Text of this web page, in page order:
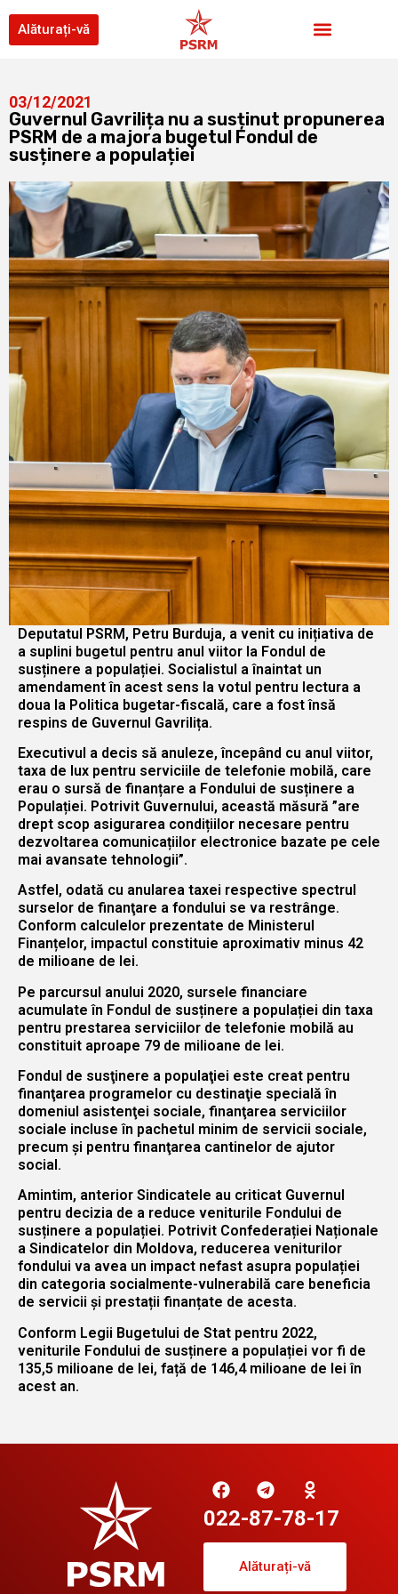
Alăturați-vă
03/12/2021
Guvernul Gavrilița nu a susținut propunerea
PSRM de a majora bugetul Fondul de
susținere a populației
Deputatul PSRM, Petru Burduja, a venit cu inițiativa de
a suplini bugetul pentru anul viitor la Fondul de
susținere a populației. Socialistul a înaintat un
amendament în acest sens la votul pentru lectura a
doua la Politica bugetar-fiscală, care a fost însă
respins de Guvernul Gavrilița.
Executivul a decis să anuleze, începând cu anul viitor,
taxa de lux pentru serviciile de telefonie mobilă, care
erau o sursă de finanțare a Fondului de susținere a
Populației. Potrivit Guvernului, această măsură ”are
drept scop asigurarea condițiilor necesare pentru
dezvoltarea comunicațiilor electronice bazate pe cele
mai avansate tehnologii”.
Astfel, odată cu anularea taxei respective spectrul
surselor de finanţare a fondului se va restrânge.
Conform calculelor prezentate de Ministerul
Finanțelor, impactul constituie aproximativ minus 42
de milioane de lei.
Pe parcursul anului 2020, sursele financiare
acumulate în Fondul de susținere a populației din taxa
pentru prestarea serviciilor de telefonie mobilă au
constituit aproape 79 de milioane de lei.
Fondul de susţinere a populaţiei este creat pentru
finanţarea programelor cu destinaţie specială în
domeniul asistenţei sociale, finanţarea serviciilor
sociale incluse în pachetul minim de servicii sociale,
precum şi pentru finanţarea cantinelor de ajutor
social.
Amintim, anterior Sindicatele au criticat Guvernul
pentru decizia de a reduce veniturile Fondului de
susținere a populației. Potrivit Confederației Naționale
a Sindicatelor din Moldova, reducerea veniturilor
fondului va avea un impact nefast asupra populației
din categoria socialmente-vulnerabilă care beneficia
de servicii și prestații finanțate de acesta.
Conform Legii Bugetului de Stat pentru 2022,
veniturile Fondului de susținere a populației vor fi de
135,5 milioane de lei, față de 146,4 milioane de lei în
acest an.
022-87-78-17
Alăturați-vă